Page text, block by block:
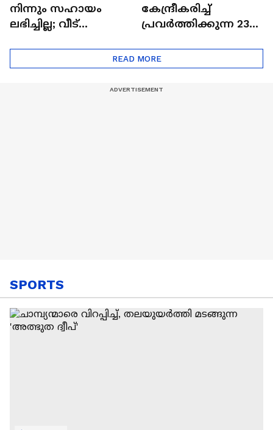
നിന്നും സഹായം
ലഭിച്ചില്ല; വീട്
ഷീറ്റിനടിയിൽ അഭയം
കേന്ദ്രീകരിച്ച്
പ്രവർത്തിക്കുന്ന 23
ഭീകരരുടെ
പട്ടികയിൽ
READ MORE
SPORTS